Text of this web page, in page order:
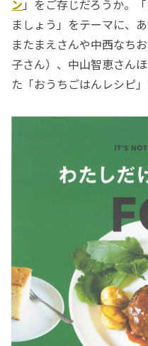
ン 」をご存じだろうか。
ましょう」をテーマに、
またまえさんや中西なち
子さん）、中山智恵さん
た「おうちごはんレシピ